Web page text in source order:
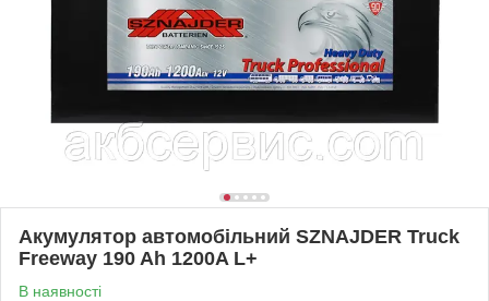
Акумулятор автомобільний SZNAJDER Truck
Freeway 190 Ah 1200A L+
В наявності